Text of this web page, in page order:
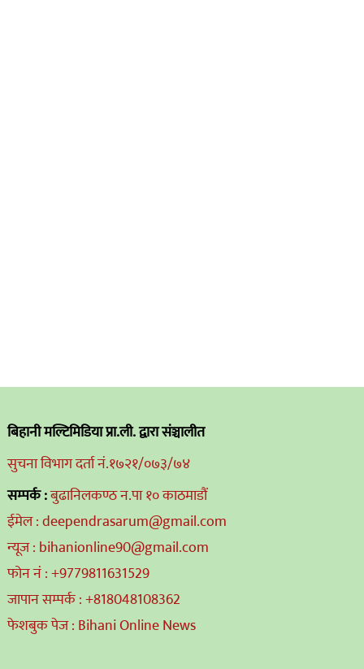
बिहानी मल्टिमिडिया प्रा.ली. द्वारा संञ्चालीत
सुचना विभाग दर्ता नं.१७२१/०७३/७४
सम्पर्क :बुढानिलकण्ठ न.पा १० काठमाडौं
ईमेल : deependrasarum@gmail.com
न्यूज : bihanionline90@gmail.com
फोन नं : +9779811631529
जापान सम्पर्क : +818048108362
फेशबुक पेज : Bihani Online News